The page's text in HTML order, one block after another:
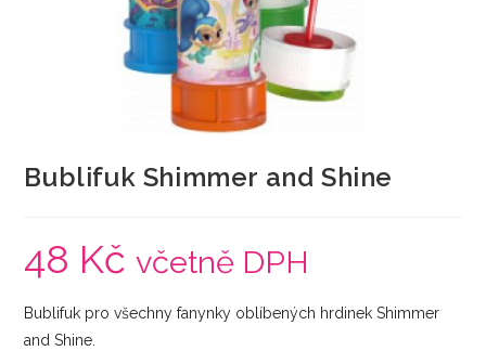
Bublifuk Shimmer and Shine
48 Kč včetně DPH
Bublifuk pro všechny fanynky oblíbených hrdinek Shimmer
and Shine.